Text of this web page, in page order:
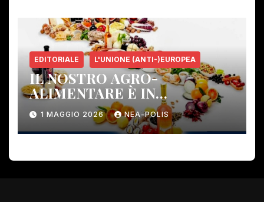
EDITORIALE L'UNIONE (ANTI-)EUROPEA
IL NOSTRO AGRO-
ALIMENTARE È IN
PERICOLO!
1 MAGGIO 2026 NEA-POLIS